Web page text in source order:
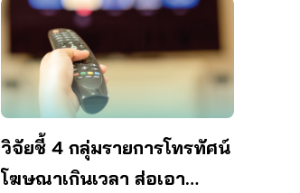
วิจัยชี้ 4 กลุ่มรายการโทรทัศน์
โฆษณาเกินเวลา ส่อเอา